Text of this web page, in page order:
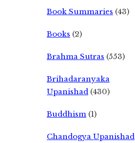
Book Summaries (43)
Books (2)
Brahma Sutras (553)
Brihadaranyaka
Upanishad (430)
Buddhism (1)
Chandogya Upanishad